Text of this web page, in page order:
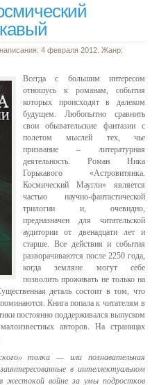
написания: 4 февраля 2012. Жанр:
Всегда с большим интересом
отношусь к романам, события
которых происходят в далеком
будущем. Любопытно сравнить
свои обывательские фантазии с
полетом мыслей тех, чье
призвание – литературная
деятельность. Роман Ника
Горькавого «Астровитянка.
Космический Маугли» является
частью научно-фантастической
трилогии и, очевидно,
предназначен для читательской
аудитории от двенадцати лет и
старше. Все действия и события
разворачиваются после 2250 года,
когда земляне могут себе
позволить проживать не только на
деталь состоит в том, что
Книга попала к читателям в
постоянно поддерживался выпуском
авторов. На страницах
толка — или познавательная
в интеллектуальном
войне за умы подростков